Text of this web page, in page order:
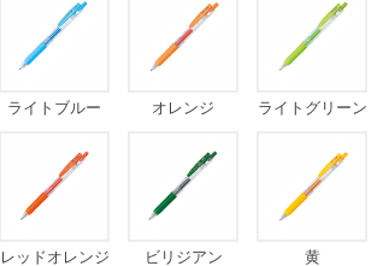
ライトブルー オレンジ ライトグリーン
レッドオレンジ ビリジアン 黄